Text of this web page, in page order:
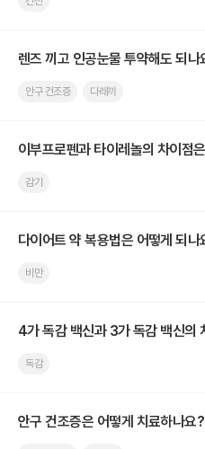
렌즈 끼고 인공눈물 투약해도 되나
안구 건조증 다래끼
이부프로펜과 타이레놀의 차이점
감기
다이어트 약 복용법은 어떻게 되나
비만
4가 독감 백신과 3가 독감 백신의
독감
안구 건조증은 어떻게 치료하나요?